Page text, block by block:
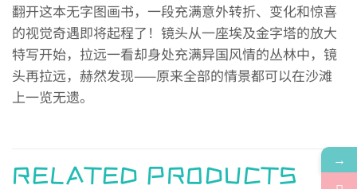
翻开这本无字图画书，一段充满意外转折、变化和惊喜
的视觉奇遇即将起程了！镜头从一座埃及金字塔的放大
特写开始，拉远一看却身处充满异国风情的丛林中，镜
头再拉远，赫然发现——原来全部的情景都可以在沙滩
上一览无遗。
RELATED PRODUCTS
→